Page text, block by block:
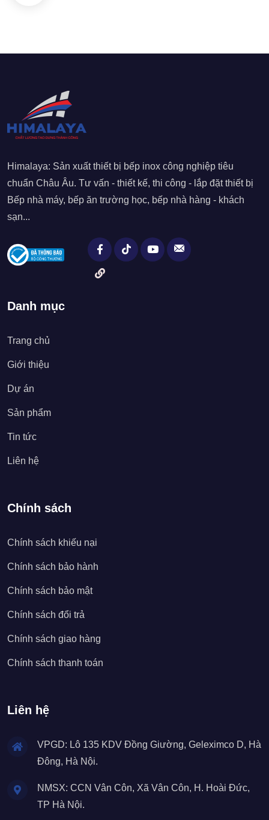
Himalaya: Sản xuất thiết bị bếp inox công nghiệp tiêu
chuẩn Châu Âu. Tư vấn - thiết kế, thi công - lắp đặt thiết bị
Bếp nhà máy, bếp ăn trường học, bếp nhà hàng - khách
sạn...
Danh mục
Trang chủ
Giới thiệu
Dự án
Sản phẩm
Tin tức
Liên hệ
Chính sách
Chính sách khiếu nại
Chính sách bảo hành
Chính sách bảo mật
Chính sách đổi trả
Chính sách giao hàng
Chính sách thanh toán
Liên hệ
VPGD: Lô 135 KDV Đồng Giường, Geleximco D, Hà
Đông, Hà Nội.
NMSX: CCN Vân Côn, Xã Vân Côn, H. Hoài Đức,
TP Hà Nội.